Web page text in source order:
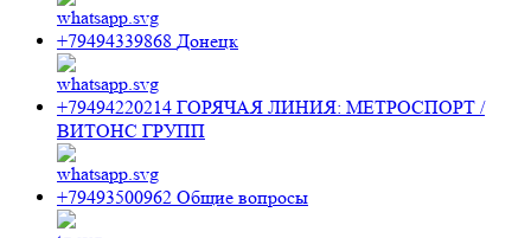
+79494339868 Донецк
+79494220214 ГОРЯЧАЯ ЛИНИЯ: МЕТРОСПОРТ /
ВИТОНС ГРУПП
+79493500962 Общие вопросы